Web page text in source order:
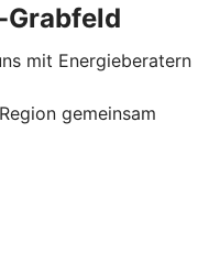
Grabfeld
mit Energieberatern
gemeinsam